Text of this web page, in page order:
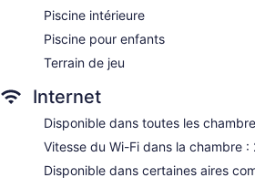
Wedding services available
Game room or arcade
Pool or billiards table
Convenience store
Terrace
Garden
BBQ grill(s)
Piscine intérieure
Piscine pour enfants
Terrain de jeu
Internet
Disponible dans toutes les
Vitesse du Wi-Fi dans la chambre
Disponible dans certaines aires